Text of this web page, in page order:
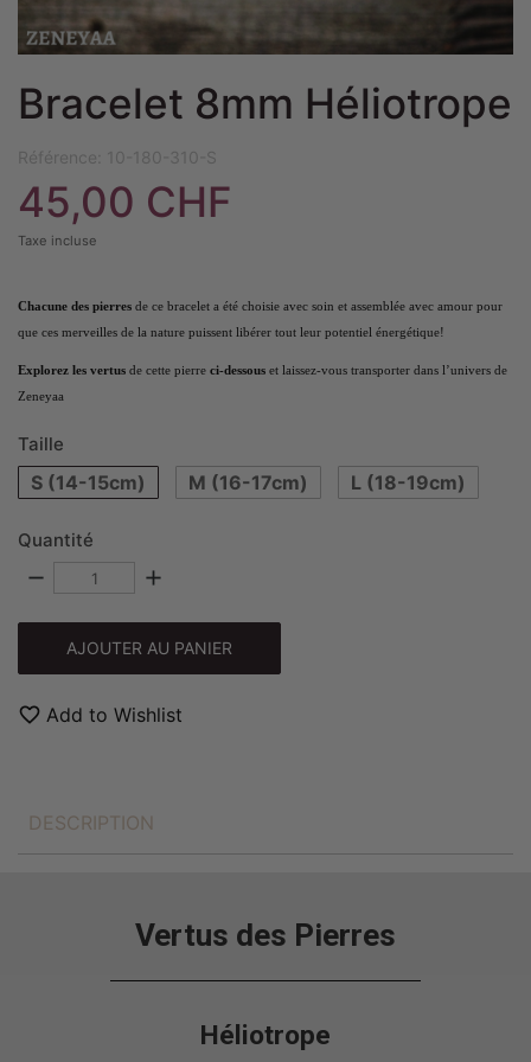
Bracelet 8mm Héliotrope
Référence: 10-180-310-S
45,00 CHF
Taxe incluse
Chacune des pierres de ce bracelet a été choisie avec soin et assemblée avec amour pour
que ces merveilles de la nature puissent libérer tout leur potentiel énergétique!
Explorez les vertus de cette pierre ci-dessous et laissez-vous transporter dans l’univers de
Zeneyaa
Taille
S (14-15cm) M (16-17cm) L (18-19cm)
Quantité
remove add
AJOUTER AU PANIER
favorite_border Add to Wishlist
DESCRIPTION
Vertus des Pierres
Héliotrope